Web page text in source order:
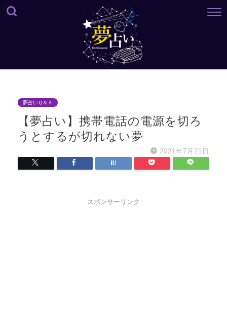
夢占いＱ＆Ａ
【夢占い】携帯電話の電源を切ろ
うとするが切れない夢
2021年7月21日
スポンサーリンク